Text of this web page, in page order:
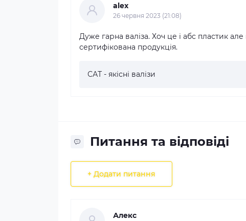
alex
26 червня 2023 (21:08)
Дуже гарна валіза. Хоч це і абс пластик
сертифікована продукція.
САТ - якісні валізи
Питання та відповіді
+ Додати питання
Алекс